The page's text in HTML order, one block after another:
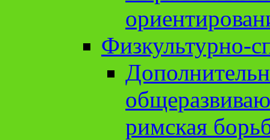
Физкультурно-
римская